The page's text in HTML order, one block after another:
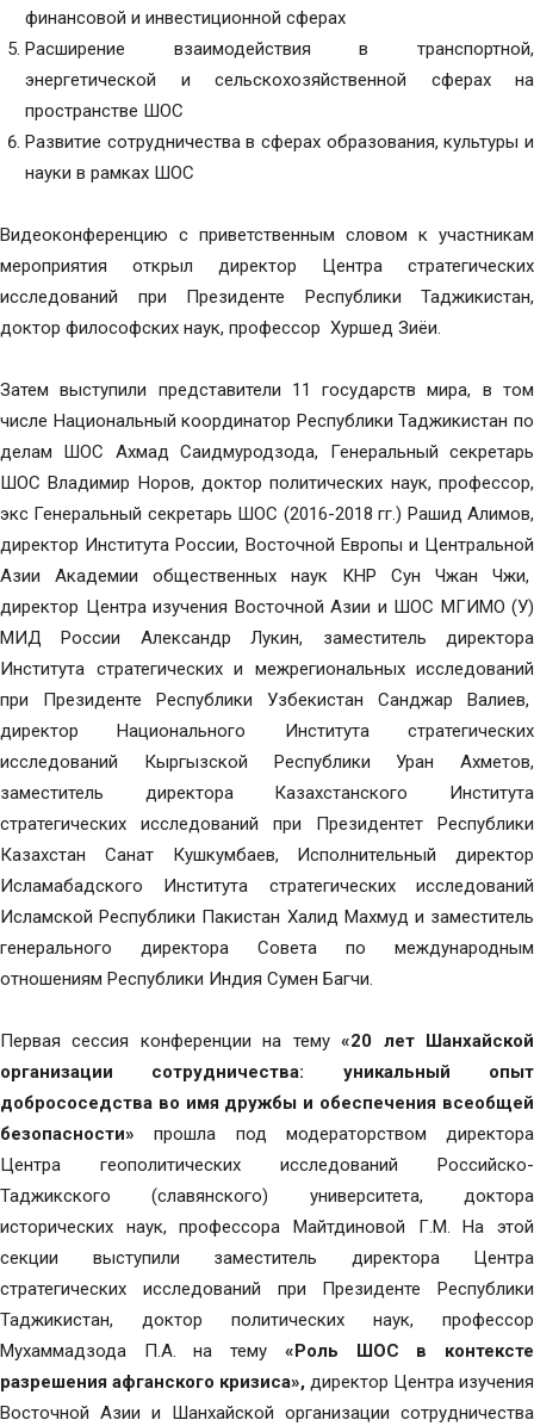
финансовой и инвестиционной сферах
Расширение взаимодействия в транспортной,
энергетической и сельскохозяйственной сферах на
пространстве ШОС
Развитие сотрудничества в сферах образования, культуры и
науки в рамках ШОС
Видеоконференцию с приветственным словом к участникам
мероприятия открыл директор Центра стратегических
исследований при Президенте Республики Таджикистан,
доктор философских наук, профессор Хуршед Зиёи.
Затем выступили представители 11 государств мира, в том
числе Национальный координатор Республики Таджикистан по
делам ШОС Ахмад Саидмуродзода, Генеральный секретарь
ШОС Владимир Норов, доктор политических наук, профессор,
экс Генеральный секретарь ШОС (2016-2018 гг.) Рашид Алимов,
директор Института России, Восточной Европы и Центральной
Азии Академии общественных наук КНР Сун Чжан Чжи,
директор Центра изучения Восточной Азии и ШОС МГИМО (У)
МИД России Александр Лукин, заместитель директора
Института стратегических и межрегиональных исследований
при Президенте Республики Узбекистан Санджар Валиев,
директор Национального Института стратегических
исследований Кыргызской Республики Уран Ахметов,
заместитель директора Казахстанского Института
стратегических исследований при Президентет Республики
Казахстан Санат Кушкумбаев, Исполнительный директор
Исламабадского Института стратегических исследований
Исламской Республики Пакистан Халид Махмуд и заместитель
генерального директора Совета по международным
отношениям Республики Индия Сумен Багчи.
Первая сессия конференции на тему«20 лет Шанхайской
организации сотрудничества: уникальный опыт
добрососедства во имя дружбы и обеспечения всеобщей
безопасности»прошла под модераторством директора
Центра геополитических исследований Российско-
Таджикского (славянского) университета, доктора
исторических наук, профессора Майтдиновой Г.М. На этой
секции выступили заместитель директора Центра
стратегических исследований при Президенте Республики
Таджикистан, доктор политических наук, профессор
Мухаммадзода П.А. на тему «Роль ШОС в контексте
разрешения афганского кризиса», директор Центра изучения
Восточной Азии и Шанхайской организации сотрудничества